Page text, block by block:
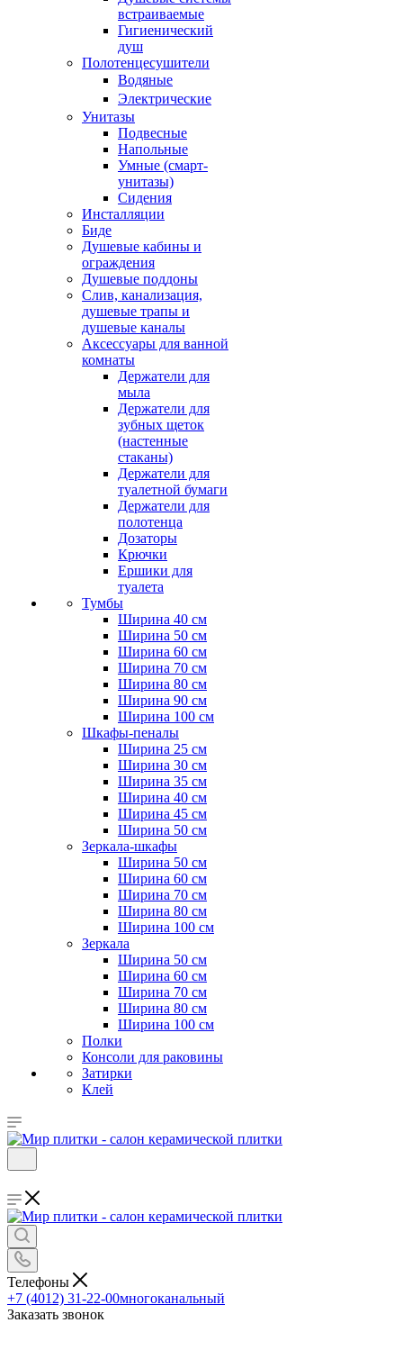
встраиваемые
Гигиенический
душ
Полотенцесушители
ㅤВодяные
ㅤЭлектрические
Унитазы
Подвесные
Напольные
Умные (смарт-
унитазы)
Сидения
Инсталляции
Биде
Душевые кабины и
ограждения
Душевые поддоны
Слив, канализация,
душевые трапы и
душевые каналы
Аксессуары для ванной
комнаты
Держатели для
мыла
Держатели для
зубных щеток
(настенные
стаканы)
Держатели для
туалетной бумаги
Держатели для
полотенца
Дозаторы
Крючки
Ершики для
туалета
Тумбы
Ширина 40 см
Ширина 50 см
Ширина 60 см
Ширина 70 см
Ширина 80 см
Ширина 90 см
Ширина 100 см
Шкафы-пеналы
Ширина 25 см
Ширина 30 см
Ширина 35 см
Ширина 40 см
Ширина 45 см
Ширина 50 см
Зеркала-шкафы
Ширина 50 см
Ширина 60 см
Ширина 70 см
Ширина 80 см
Ширина 100 см
Зеркала
Ширина 50 см
Ширина 60 см
Ширина 70 см
Ширина 80 см
Ширина 100 см
Полки
Консоли для раковины
Затирки
Клей
Телефоны
+7 (4012) 31-22-00многоканальный
Заказать звонок